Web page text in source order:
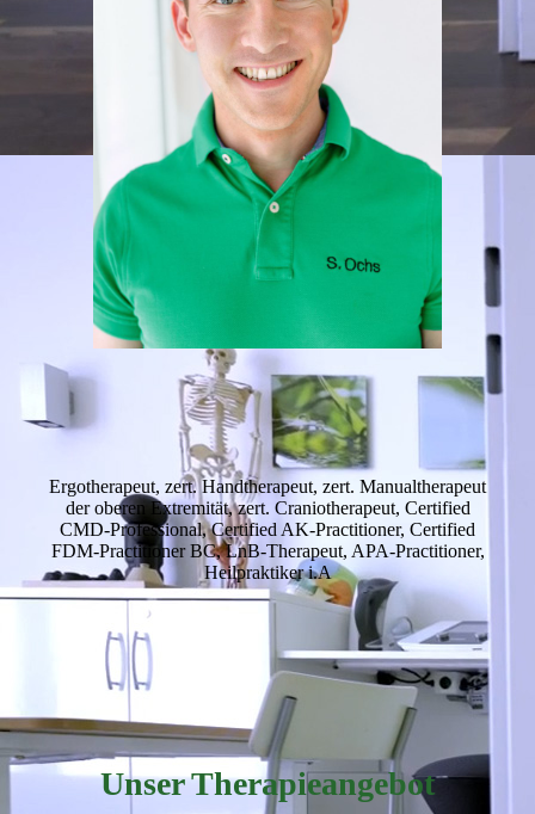
Ergotherapeut, zert. Handtherapeut, zert. Manualtherapeut
der oberen Extremität, zert. Craniotherapeut, Certified
CMD-Professional, Certified AK-Practitioner, Certified
FDM-Practitioner BC, LnB-Therapeut, APA-Practitioner,
Heilpraktiker i.A
Unser Therapieangebot